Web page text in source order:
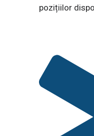
pozițiilor